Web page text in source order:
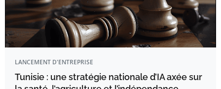
LANCEMENT D'ENTREPRISE
Tunisie : une stratégie nationale d’IA axée sur